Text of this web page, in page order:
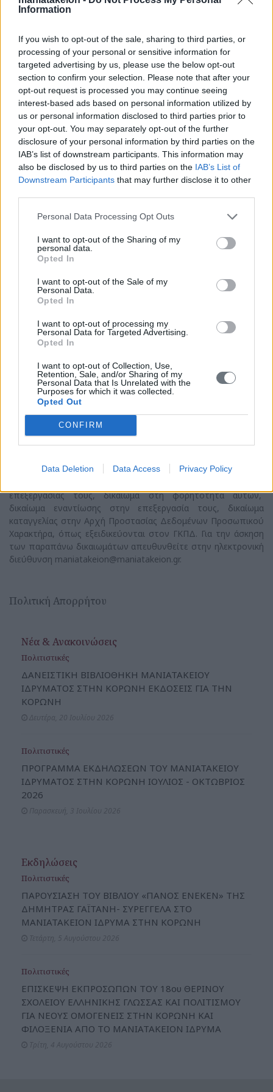
Information
If you wish to opt-out of the sale, sharing to third parties, or
processing of your personal or sensitive information for
targeted advertising by us, please use the below opt-out
section to confirm your selection. Please note that after your
opt-out request is processed you may continue seeing
interest-based ads based on personal information utilized by
us or personal information disclosed to third parties prior to
your opt-out. You may separately opt-out of the further
disclosure of your personal information by third parties on the
IAB’s list of downstream participants. This information may
also be disclosed by us to third parties on the IAB’s List of
Downstream Participants that may further disclose it to other
Personal Data Processing Opt Outs
I want to opt-out of the Sharing of my
personal data.
Opted In
I want to opt-out of the Sale of my
Personal Data.
Opted In
I want to opt-out of processing my
Personal Data for Targeted Advertising.
Opted In
I want to opt-out of Collection, Use,
Retention, Sale, and/or Sharing of my
Personal Data that Is Unrelated with the
Purposes for which it was collected.
Opted Out
CONFIRM
Data Deletion Data Access Privacy Policy
προσωπικών δεδομένων
Τα δεδομένα προσωπικού χαρακτήρα συλλέγονται και
υπόκεινται σε επεξεργασία με τη συγκατάθεση του
υποκειμένου αυτών. Η συγκατάθεση ανακαλείται
οποτεδήποτε με αποστολή μηνύματος από το υποκείμενο
στην ηλεκτρονική διεύθυνσηmaniatakeion@maniatakeion.gr
Κατ’ εξαίρεση, το Ίδρυμα μπορεί να επεξεργάζεται δεδομένα
χωρίς συγκατάθεση του υποκειμένου όταν πρόκειται να
συμμορφωθεί με νομικές υποχρεώσεις του, να ασκήσει νόμιμα
συμφέροντά του, να ασκήσει δικαιώματά του σε δικαστικές
διαδικασίες ή όταν προβλέπεται από την νομοθεσία.
Χρόνος τήρησης των προσωπικών
δεδομένων
Ο χρόνος τήρησης των προσωπικών δεδομένων είναι ο
συλλέχθηκαν. Για τον καθορισμό του χρόνου λαμβάνονται
υπόψη οι νόμιμες προθεσμίες, οι αρχές της ελαχιστοποίησης
των δεδομένων, ο περιορισμός της αποθήκευσης και η
ορθολογική διαχείριση των αρχείων.
Αποδέκτες των προσωπικών
δεδομένων
Αποδέκτες των προσωπικών δεδομένων είναι οι υπάλληλοι
γίνεται διαβίβαση προσωπικών δεδομένων σε τρίτους ούτε
σε άλλη χώρα, εκτός από τις περιπτώσεις που επιβάλλεται
από το νόμο.
Δικαιώματα του υποκειμένου
προσωπικών δεδομένων
στα δεδομένα που το αφορούν, δικαίωμα διόρθωσής τους,
επεξεργασίας τους, δικαίωμα στη φορητότητα αυτών,
δικαίωμα εναντίωσης στην επεξεργασία τους, δικαίωμα
καταγγελίας στην Αρχή Προστασίας Δεδομένων Προσωπικού
Χαρακτήρα, όπως εξειδικεύονται στον ΓΚΠΔ. Για την άσκηση
των παραπάνω δικαιωμάτων απευθυνθείτε στην ηλεκτρονική
διεύθυνση maniatakeion@maniatakeion.gr.
Πολιτική Απορρήτου
Νέα & Ανακοινώσεις
Πολιτιστικές
ΔΑΝΕΙΣΤΙΚΗ ΒΙΒΛΙΟΘΗΚΗ ΜΑΝΙΑΤΑΚΕΙΟΥ
ΙΔΡΥΜΑΤΟΣ ΣΤΗΝ ΚΟΡΩΝΗ ΕΚΔΟΣΕΙΣ ΓΙΑ ΤΗΝ
ΚΟΡΩΝΗ
Πολιτιστικές
ΠΡΟΓΡΑΜΜΑ ΕΚΔΗΛΩΣΕΩΝ ΤΟΥ ΜΑΝΙΑΤΑΚΕΙΟΥ
ΙΔΡΥΜΑΤΟΣ ΣΤΗΝ ΚΟΡΩΝΗ ΙΟΥΛΙΟΣ - ΟΚΤΩΒΡΙΟΣ
2026
Εκδηλώσεις
Πολιτιστικές
ΠΑΡΟΥΣΙΑΣΗ ΤΟΥ ΒΙΒΛΙΟΥ «ΠΑΝΟΣ ΕΝΕΚΕΝ» ΤΗΣ
ΔΗΜΗΤΡΑΣ ΓΑΪΤΑΝΗ- ΣΥΡΕΓΓΕΛΑ ΣΤΟ
ΜΑΝΙΑΤΑΚΕΙΟΝ ΙΔΡΥΜΑ ΣΤΗΝ ΚΟΡΩΝΗ
Πολιτιστικές
ΕΠΙΣΚΕΨΗ ΕΚΠΡΟΣΩΠΩΝ ΤΟΥ 18ου ΘΕΡΙΝΟΥ
ΣΧΟΛΕΙΟΥ ΕΛΛΗΝΙΚΗΣ ΓΛΩΣΣΑΣ ΚΑΙ ΠΟΛΙΤΙΣΜΟΥ
ΓΙΑ ΝΕΟΥΣ ΟΜΟΓΕΝΕΙΣ ΣΤΗΝ ΚΟΡΩΝΗ ΚΑΙ
ΦΙΛΟΞΕΝΙΑ ΑΠΟ ΤΟ ΜΑΝΙΑΤΑΚΕΙΟΝ ΙΔΡΥΜΑ